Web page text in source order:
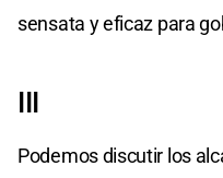
sensata y eficaz para
III
Podemos discutir los